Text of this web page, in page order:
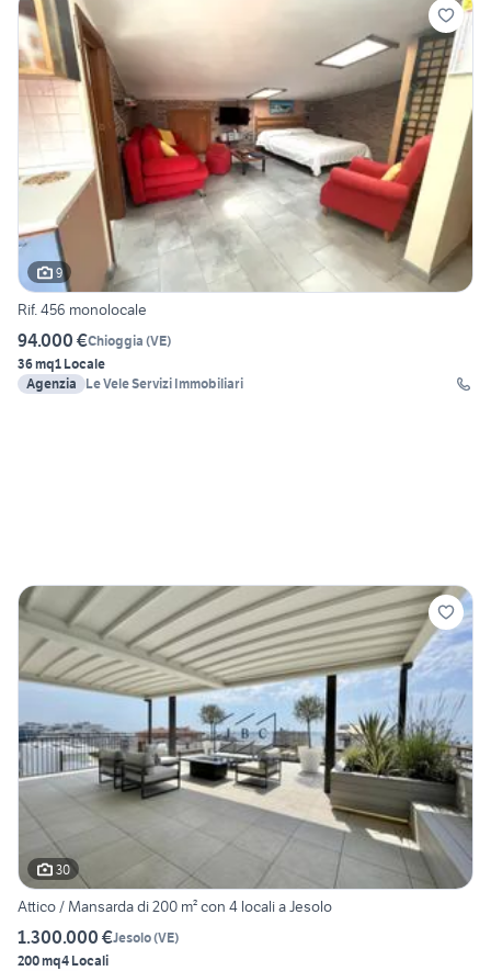
9
Rif. 456 monolocale
94.000 €Chioggia (VE)
36 mq1 Locale
Agenzia
Le Vele Servizi Immobiliari
30
Attico / Mansarda di 200 m² con 4 locali a Jesolo
1.300.000 €Jesolo(VE)
200 mq4 Locali